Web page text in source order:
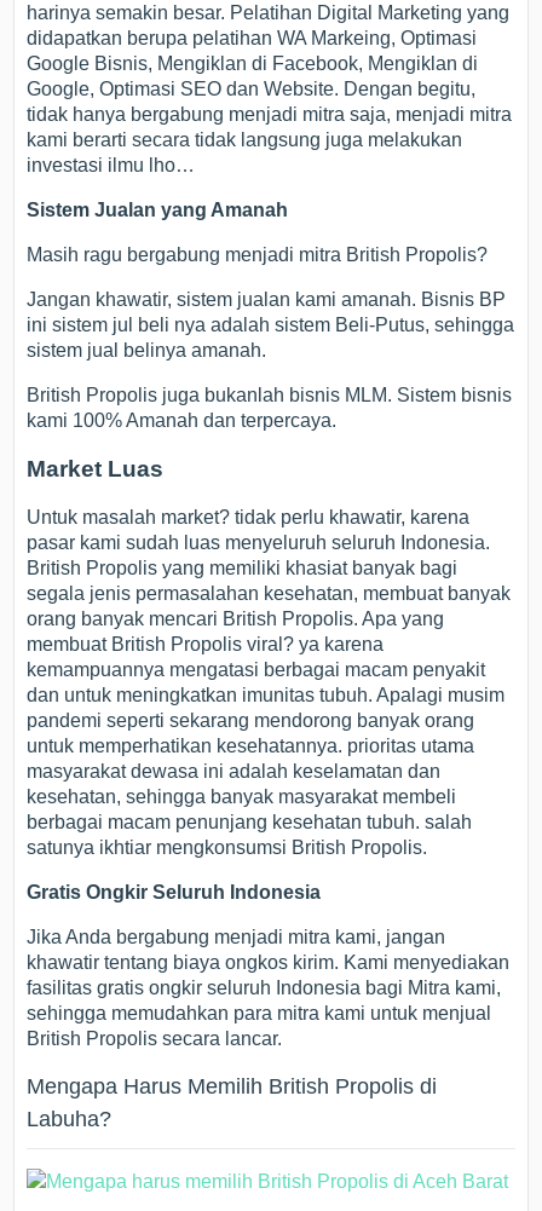
harinya semakin besar. Pelatihan Digital Marketing yang
didapatkan berupa pelatihan WA Markeing, Optimasi
Google Bisnis, Mengiklan di Facebook, Mengiklan di
Google, Optimasi SEO dan Website. Dengan begitu,
tidak hanya bergabung menjadi mitra saja, menjadi mitra
kami berarti secara tidak langsung juga melakukan
investasi ilmu lho…
Sistem Jualan yang Amanah
Masih ragu bergabung menjadi mitra British Propolis?
Jangan khawatir, sistem jualan kami amanah. Bisnis BP
ini sistem jul beli nya adalah sistem Beli-Putus, sehingga
sistem jual belinya amanah.
British Propolis juga bukanlah bisnis MLM. Sistem bisnis
kami 100% Amanah dan terpercaya.
Market Luas
Untuk masalah market? tidak perlu khawatir, karena
pasar kami sudah luas menyeluruh seluruh Indonesia.
British Propolis yang memiliki khasiat banyak bagi
segala jenis permasalahan kesehatan, membuat banyak
orang banyak mencari British Propolis. Apa yang
membuat British Propolis viral? ya karena
kemampuannya mengatasi berbagai macam penyakit
dan untuk meningkatkan imunitas tubuh. Apalagi musim
pandemi seperti sekarang mendorong banyak orang
untuk memperhatikan kesehatannya. prioritas utama
masyarakat dewasa ini adalah keselamatan dan
kesehatan, sehingga banyak masyarakat membeli
berbagai macam penunjang kesehatan tubuh. salah
satunya ikhtiar mengkonsumsi British Propolis.
Gratis Ongkir Seluruh Indonesia
Jika Anda bergabung menjadi mitra kami, jangan
khawatir tentang biaya ongkos kirim. Kami menyediakan
fasilitas gratis ongkir seluruh Indonesia bagi Mitra kami,
sehingga memudahkan para mitra kami untuk menjual
British Propolis secara lancar.
Mengapa Harus Memilih British Propolis di
Labuha?